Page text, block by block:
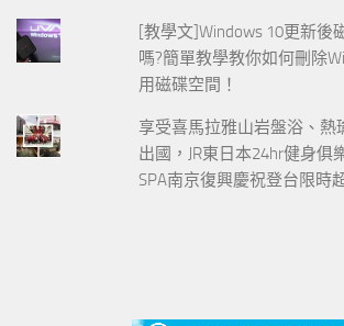
[教學文]Windows 10更新後
嗎?簡單教學教你如何刪除
用磁碟空間！
享受喜馬拉雅山岩盤浴、熱
出國，JR東日本24hr健身俱
SPA南京復興慶祝登台限時